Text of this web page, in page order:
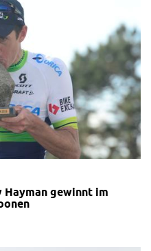
Hayman gewinnt im